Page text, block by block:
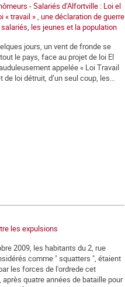
- Salariés d’Alfortville : Loi el
« travail » , une déclaration de guerre
les jeunes et la population
jours, un vent de fronde se
le pays, face au projet de loi El
appelée « Loi Travail
de loi détruit, d’un seul coup, les...
les expulsions
2009, les habitants du 2, rue
comme " squatters ", étaient
les forces de l'ordrede cet
après quatre années de bataille pour